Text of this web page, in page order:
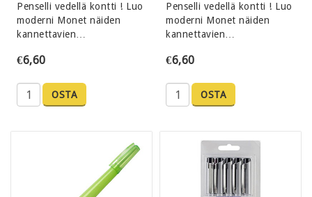
Penselli vedellä kontti ! Luo
moderni Monet näiden
kannettavien…
€6,60
OSTA
Penselli vedellä kontti ! Luo
moderni Monet näiden
kannettavien…
€6,60
OSTA